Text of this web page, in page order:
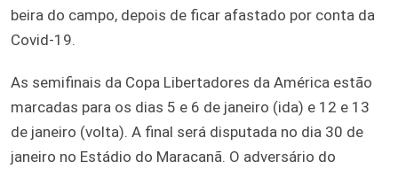
beira do campo, depois de ficar afastado por conta da
Covid-19.
As semifinais da Copa Libertadores da América estão
marcadas para os dias 5 e 6 de janeiro (ida) e 12 e 13
de janeiro (volta). A final será disputada no dia 30 de
janeiro no Estádio do Maracanã. O adversário do